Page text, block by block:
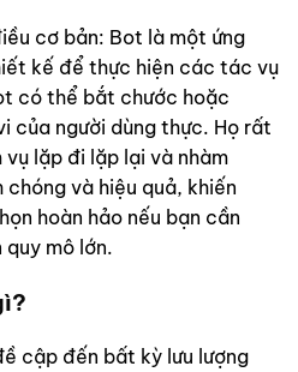
cơ bản: Bot là một ứng
kế để thực hiện các tác vụ
có thể bắt chước hoặc
của người dùng thực. Họ rất
lặp đi lặp lại và nhàm
chóng và hiệu quả, khiến
hoàn hảo nếu bạn cần
mô lớn.
cập đến bất kỳ lưu lượng